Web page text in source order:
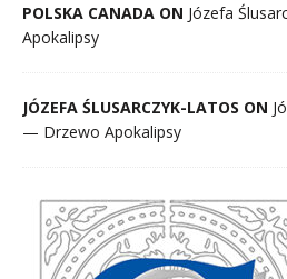
POLSKA CANADA ON Józefa
Apokalipsy
JÓZEFA ŚLUSARCZYK-LATOS ON
— Drzewo Apokalipsy